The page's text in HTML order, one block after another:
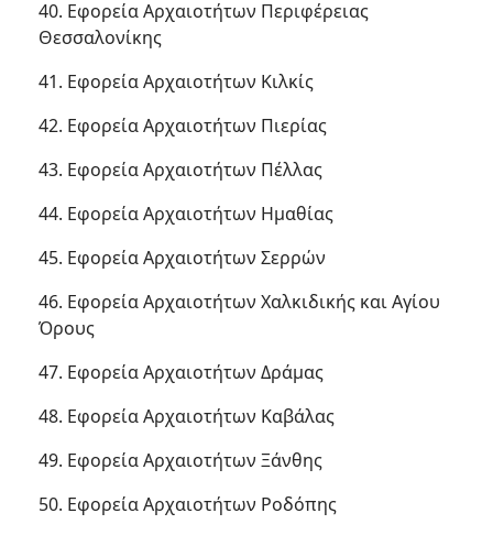
40. Εφορεία Αρχαιοτήτων Περιφέρειας
Θεσσαλονίκης
41. Εφορεία Αρχαιοτήτων Κιλκίς
42. Εφορεία Αρχαιοτήτων Πιερίας
43. Εφορεία Αρχαιοτήτων Πέλλας
44. Εφορεία Αρχαιοτήτων Ημαθίας
45. Εφορεία Αρχαιοτήτων Σερρών
46. Εφορεία Αρχαιοτήτων Χαλκιδικής και Αγίου
Όρους
47. Εφορεία Αρχαιοτήτων Δράμας
48. Εφορεία Αρχαιοτήτων Καβάλας
49. Εφορεία Αρχαιοτήτων Ξάνθης
50. Εφορεία Αρχαιοτήτων Ροδόπης